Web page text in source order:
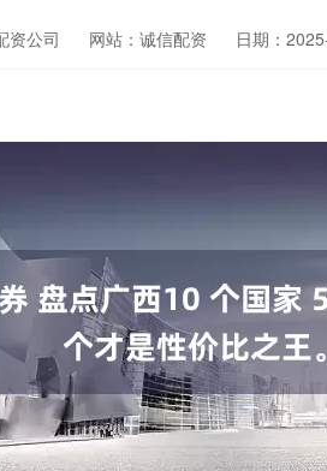
资公司 网站：诚信配资 日期：